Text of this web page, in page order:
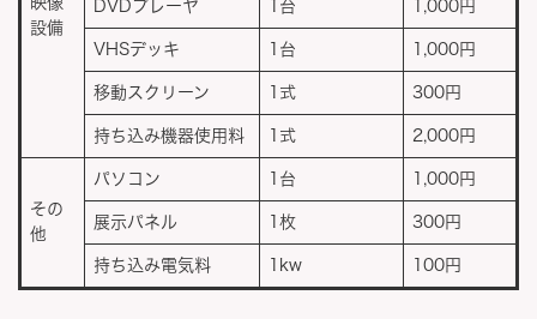
設備
DVDプレーヤ 1台 1,000円
VHSデッキ 1台 1,000円
移動スクリーン 1式 300円
持ち込み機器使用料 1式 2,000円
その
他
パソコン 1台 1,000円
展示パネル 1枚 300円
持ち込み電気料 1kw 100円